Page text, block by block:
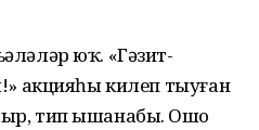
юҡ. «Гәзит-
акцияһы килеп тыуған
тип ышанабыҙ. Ошо